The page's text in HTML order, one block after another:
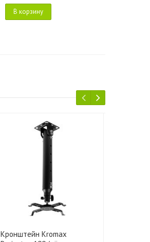
В корзину
Кронштейн Kromax